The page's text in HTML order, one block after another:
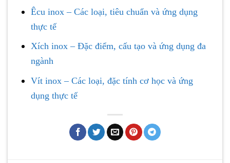
Êcu inox – Các loại, tiêu chuẩn và ứng dụng
thực tế
Xích inox – Đặc điểm, cấu tạo và ứng dụng đa
ngành
Vít inox – Các loại, đặc tính cơ học và ứng
dụng thực tế